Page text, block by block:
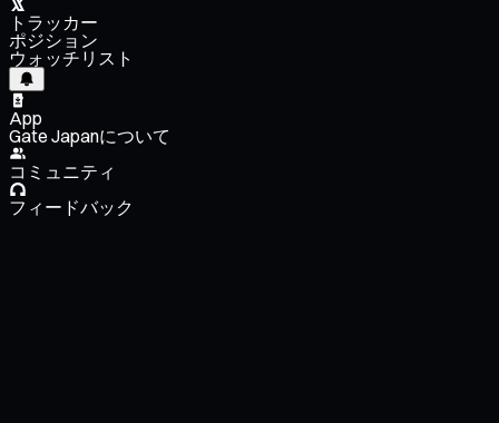
トラッカー
ポジション
ウォッチリスト
App
Gate Japanについて
コミュニティ
フィードバック